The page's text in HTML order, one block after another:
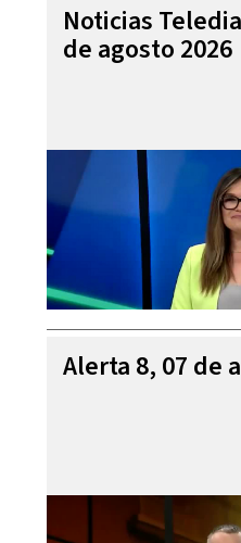
Noticias
de agosto 2026
Alerta 8, 07 de